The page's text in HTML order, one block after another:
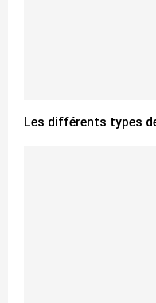
Les différents types